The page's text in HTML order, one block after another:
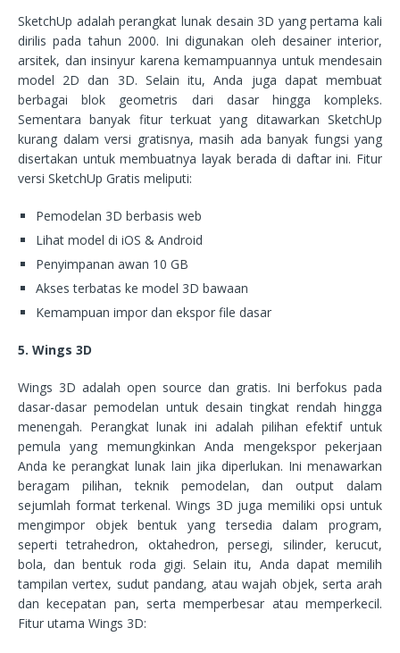
SketchUp adalah perangkat lunak desain 3D yang pertama kali
dirilis pada tahun 2000. Ini digunakan oleh desainer interior,
arsitek, dan insinyur karena kemampuannya untuk mendesain
model 2D dan 3D. Selain itu, Anda juga dapat membuat
berbagai blok geometris dari dasar hingga kompleks.
Sementara banyak fitur terkuat yang ditawarkan SketchUp
kurang dalam versi gratisnya, masih ada banyak fungsi yang
disertakan untuk membuatnya layak berada di daftar ini. Fitur
versi SketchUp Gratis meliputi:
Pemodelan 3D berbasis web
Lihat model di iOS & Android
Penyimpanan awan 10 GB
Akses terbatas ke model 3D bawaan
Kemampuan impor dan ekspor file dasar
5. Wings 3D
Wings 3D adalah open source dan gratis. Ini berfokus pada
dasar-dasar pemodelan untuk desain tingkat rendah hingga
menengah. Perangkat lunak ini adalah pilihan efektif untuk
pemula yang memungkinkan Anda mengekspor pekerjaan
Anda ke perangkat lunak lain jika diperlukan. Ini menawarkan
beragam pilihan, teknik pemodelan, dan output dalam
sejumlah format terkenal. Wings 3D juga memiliki opsi untuk
mengimpor objek bentuk yang tersedia dalam program,
seperti tetrahedron, oktahedron, persegi, silinder, kerucut,
bola, dan bentuk roda gigi. Selain itu, Anda dapat memilih
tampilan vertex, sudut pandang, atau wajah objek, serta arah
dan kecepatan pan, serta memperbesar atau memperkecil.
Fitur utama Wings 3D: